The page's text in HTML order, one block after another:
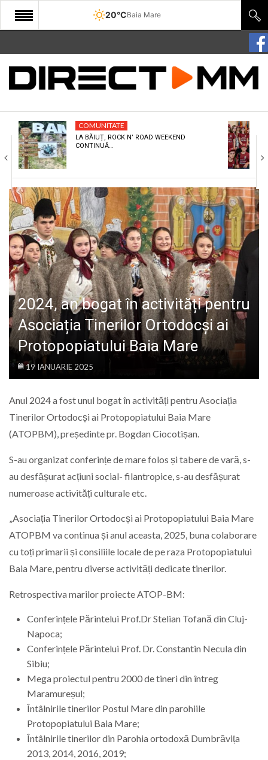
20°CBaia Mare
START
COMUNITATE
CULTURA
ECONOMIE
SANATATE
SPORT
SPECIAL
POLITIC
LIFE
COMUNITATE
LA BĂIUȚ, ROCK N’ ROAD WEEKEND
CONTINUĂ…
2024, an bogat în activități pentru
Asociația Tinerilor Ortodocși ai
Protopopiatului Baia Mare
19 IANUARIE 2025
Anul 2024 a fost unul bogat în activități pentru Asociația
Tinerilor Ortodocși ai Protopopiatului Baia Mare
(ATOPBM), președinte pr. Bogdan Ciocotișan.
S-au organizat conferințe de mare folos și tabere de vară, s-
au desfășurat acțiuni social- filantropice, s-au desfășurat
numeroase activități culturale etc.
„Asociația Tinerilor Ortodocși ai Protopopiatului Baia Mare
ATOPBM va continua și anul aceasta, 2025, buna colaborare
cu toți primarii și consiliile locale de pe raza Protopopiatului
Baia Mare, pentru diverse activități dedicate tinerilor.
Retrospectiva marilor proiecte ATOP-BM:
Conferințele Părintelui Prof.Dr Stelian Tofană din Cluj-
Napoca;
Conferințele Părintelui Prof. Dr. Constantin Necula din
Sibiu;
Mega proiectul pentru 2000 de tineri din întreg
Maramureșul;
Întâlnirile tinerilor Postul Mare din parohiile
Protopopiatului Baia Mare;
Întâlnirile tinerilor din Parohia ortodoxă Dumbrăvița
2013, 2014, 2016, 2019;